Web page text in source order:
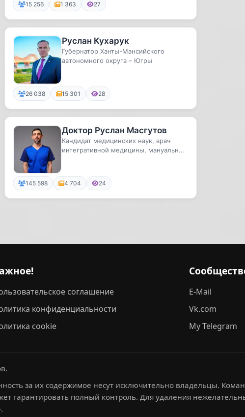
15 256 1 363 27
Руслан Кухарук
Губернатор Ханты-Мансийского
автономного округа – Югры
26 038 15 301 28
Доктор Руслан Масгутов
Кандидат медицинских наук, врач
интегративной медицины, мануальный
145 598 4 704 24
соглашение
конфиденциальности
cookie
E-Mail
Vk.com
My Telegram
за их содержимое несут исключительно владельцы.
гарантировать полный контроль. Для удаления